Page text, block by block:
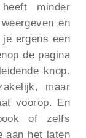
minder
en
ergens een
de pagina
knop.
maar
voorop. En
of zelfs
aan het laten